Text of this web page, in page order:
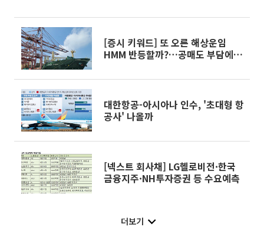
[증시 키워드] 또 오른 해상운임
HMM 반등할까?…공매도 부담에
대한항공-아시아나 인수, '초대형 항
공사' 나올까
[넥스트 회사채] LG헬로비전·한국
금융지주·NH투자증권 등 수요예측
더보기